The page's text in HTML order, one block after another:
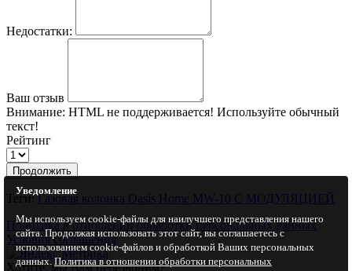
Недостатки:
Ваш отзыв
Внимание: HTML не поддерживается! Используйте обычный
текст!
Рейтинг
Продолжить
Теги:Газовая колонка Oasis Home MW-10 С МОДУЛЯЦИЕЙ
Политика в отношении обработки персональных данных
Условия соглашения
Хотите, мы Вам перезвоним?
Уведомление
Мы используем cookie-файлы для наилучшего представления нашего
сайта. Продолжая использовать этот сайт, вы соглашаетесь с
использованием cookie-файлов и обработкой Ваших персональных
данных.Политика в отношении обработки персональных